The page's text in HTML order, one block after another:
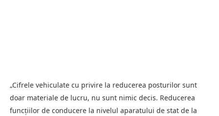
„Cifrele vehiculate cu privire la reducerea posturilor sunt
doar materiale de lucru, nu sunt nimic decis. Reducerea
funcțiilor de conducere la nivelul aparatului de stat de la